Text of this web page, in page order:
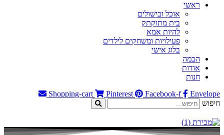
ראשי
אוכל ובישולים
בית מתוקתק
להיות אמא
פעילויות ומשחקים לילדים
בלוג אישי
הבמה
אודות
חנות
Shopping-cart
Pinterest Facebook-f
Envelope
חיפוש